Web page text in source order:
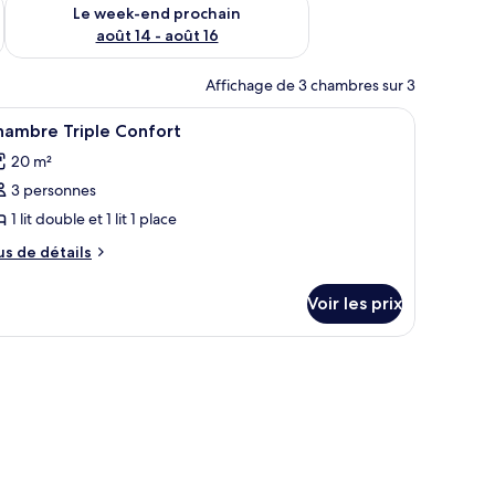
Le week-end prochain
août 14 - août 16
Affichage de 3 chambres sur 3
:
4 Triple Confort
20 m²
3 personnes
1 lit double et 1 lit 1 place
de détails
Voir les prix